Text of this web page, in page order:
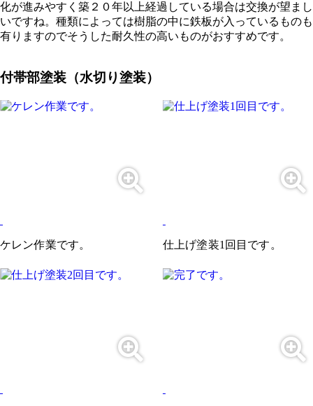
化が進みやすく築２０年以上経過している場合は交換が望まし
いですね。種類によっては樹脂の中に鉄板が入っているものも
有りますのでそうした耐久性の高いものがおすすめです。
付帯部塗装（水切り塗装）
ケレン作業です。 仕上げ塗装1回目です。